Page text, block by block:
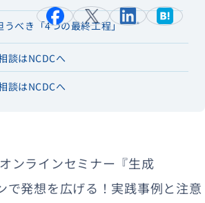
うべき「4つの最終工程」
談はNCDCへ
談はNCDCへ
ンラインセミナー『生成
発想を広げる！実践事例と注意